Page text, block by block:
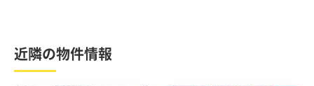
近隣の物件情報